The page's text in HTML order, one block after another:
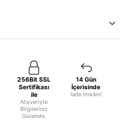
256Bit SSL
Sertifikası
ile
Alışverişte
Bilgileriniz
Güvende.
14 Gün
İçerisinde
İade İmkânı!